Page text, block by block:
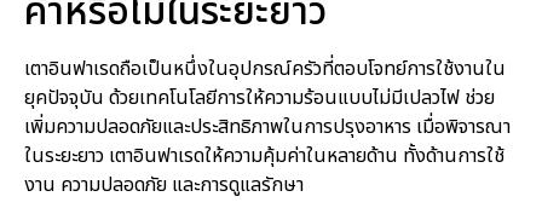
ค่าหรือไม่ในระยะยาว
เตาอินฟาเรดถือเป็นหนึ่งในอุปกรณ์ครัวที่ตอบโจทย์การใช้งานใน
ยุคปัจจุบัน ด้วยเทคโนโลยีการให้ความร้อนแบบไม่มีเปลวไฟ ช่วย
เพิ่มความปลอดภัยและประสิทธิภาพในการปรุงอาหาร เมื่อพิจารณา
ในระยะยาว เตาอินฟาเรดให้ความคุ้มค่าในหลายด้าน ทั้งด้านการใช้
งาน ความปลอดภัย และการดูแลรักษา